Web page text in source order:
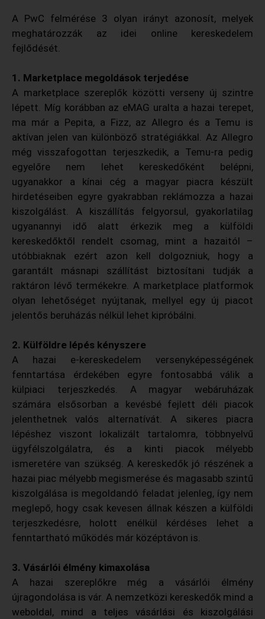
A PwC felmérése 3 olyan irányt azonosít, melyek
meghatározzák az idei online kereskedelem
fejlődését.
1. Marketplace megoldások terjedése
A marketplace szereplők közötti verseny új szintre
lépett. Míg korábban az eMAG uralta a hazai terepet,
ma már a Pepita, a Fizz, az Allegro és a Temu is
aktívan jelen van különböző stratégiákkal. Az Allegro
még visszafogottan terjeszkedik, a Temu-ra pedig
egyelőre nem lehet kereskedőként belépni,
ugyanakkor a kínai cég a magyar piacra készült
hirdetéseiben egyre gyakrabban reklámozza a hazai
kiszolgálást. A kiszállítás felgyorsul, gyakorlatilag
ugyanannyi idő alatt érkezik meg a külföldi
kereskedőktől rendelt csomag, mint a hazaitól –
utóbbiaknak ezért azon kell dolgozniuk, hogy a
garantált másnapi szállítást biztosítani tudják a
raktáron lévő termékekre. A marketplace platformok
olyan lehetőséget nyújtanak, mellyel egy új piacot
jelentős beruházás nélkül lehet kipróbálni.
2. Külföldre lépés kényszere
A hazai e-kereskedelem versenyképességének
fenntartása érdekében egyre fontosabbá válik a
külpiaci terjeszkedés. A magyar webáruházak
számára elsősorban a kevésbé fejlett déli piacok
jelenthetnek valós alternatívát. A sikeres piacra
lépéshez viszont lokalizált tartalomra, többnyelvű
ügyfélszolgálatra, és a kinti piacok mélyebb
ismeretére van szükség. A kereskedők jó részének a
hazai piac mélyebb megismerése és magasabb szintű
kiszolgálása is megoldandó feladat jelenleg, így nem
meglepő, hogy csak kevesen állnak készen a külföldi
terjeszkedésre, holott enélkül kérdéses lehet a
fenntartható működés már középtávon is.
3. Vásárlói élmény kimaxolása
A hazai szereplőkre még a vásárlói élmény
újragondolása is vár. A nemzetközi kereskedők mind a
weboldal, mind a teljes vásárlási és kiszolgálási